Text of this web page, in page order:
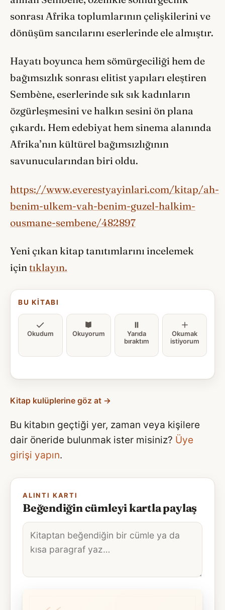
sonrası Afrika toplumlarının çelişkilerini ve
dönüşüm sancılarını eserlerinde ele almıştır.
Hayatı boyunca hem sömürgeciliği hem de
bağımsızlık sonrası elitist yapıları eleştiren
Sembène, eserlerinde sık sık kadınların
özgürleşmesini ve halkın sesini ön plana
çıkardı. Hem edebiyat hem sinema alanında
Afrika’nın kültürel bağımsızlığının
savunucularından biri oldu.
https://www.everestyayinlari.com/kitap/ah-
benim-ulkem-vah-benim-guzel-halkim-
ousmane-sembene/482897
Yeni çıkan kitap tanıtımlarını incelemek
içintıklayın.
BU KITABI
Okudum Okuyorum
Yarıda
bıraktım
Okumak
istiyorum
Kitap kulüplerine göz at →
Bu kitabın geçtiği yer, zaman veya kişilere
dair öneride bulunmak ister misiniz? Üye
girişi yapın.
ALINTI KARTI
Beğendiğin cümleyi kartla paylaş
Alıntı
metni